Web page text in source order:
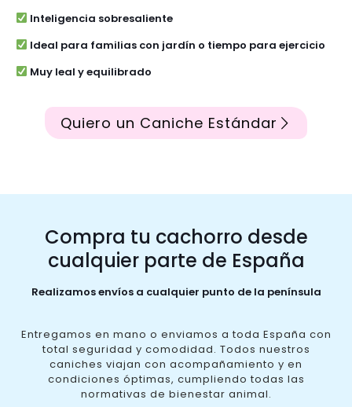
Inteligencia sobresaliente
Ideal para familias con jardín o tiempo para ejercicio
Muy leal y equilibrado
Quiero un Caniche Estándar
Compra tu cachorro desde
cualquier parte de España
Realizamos envíos a cualquier punto de la península
Entregamos en mano o enviamos a toda España con
total seguridad y comodidad. Todos nuestros
caniches viajan con acompañamiento y en
condiciones óptimas, cumpliendo todas las
normativas de bienestar animal.